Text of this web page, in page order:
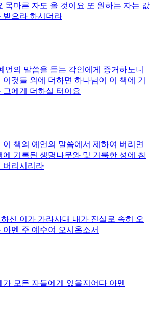
목마른 자도 올 것이요 또 원하는 자는 값
받으라 하시더라
언의 말씀을 듣는 각인에게 증거하노니
것들 외에 더하면 하나님이 이 책에 기
그에게 더하실 터이요
이 책의 예언의 말씀에서 제하여 버리면
에 기록된 생명나무와 및 거룩한 성에 참
버리시리라
신 이가 가라사대 내가 진실로 속히 오
아멘 주 예수여 오시옵소서
가 모든 자들에게 있을지어다 아멘